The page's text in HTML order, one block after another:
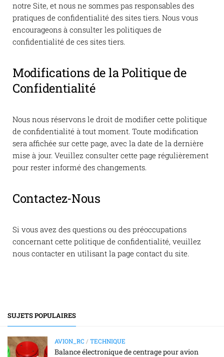
notre Site, et nous ne sommes pas responsables des
pratiques de confidentialité des sites tiers. Nous vous
encourageons à consulter les politiques de
confidentialité de ces sites tiers.
Modifications de la Politique de
Confidentialité
Nous nous réservons le droit de modifier cette politique
de confidentialité à tout moment. Toute modification
sera affichée sur cette page, avec la date de la dernière
mise à jour. Veuillez consulter cette page régulièrement
pour rester informé des changements.
Contactez-Nous
Si vous avez des questions ou des préoccupations
concernant cette politique de confidentialité, veuillez
nous contacter en utilisant la page contact du site.
SUJETS POPULAIRES
AVION_RC / TECHNIQUE
Balance électronique de centrage pour avion